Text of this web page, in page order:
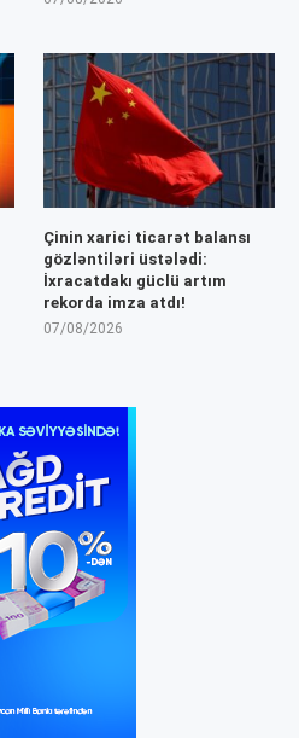
Çinin xarici ticarət balansı
gözləntiləri üstələdi:
İxracatdakı güclü artım
rekorda imza atdı!
07/08/2026